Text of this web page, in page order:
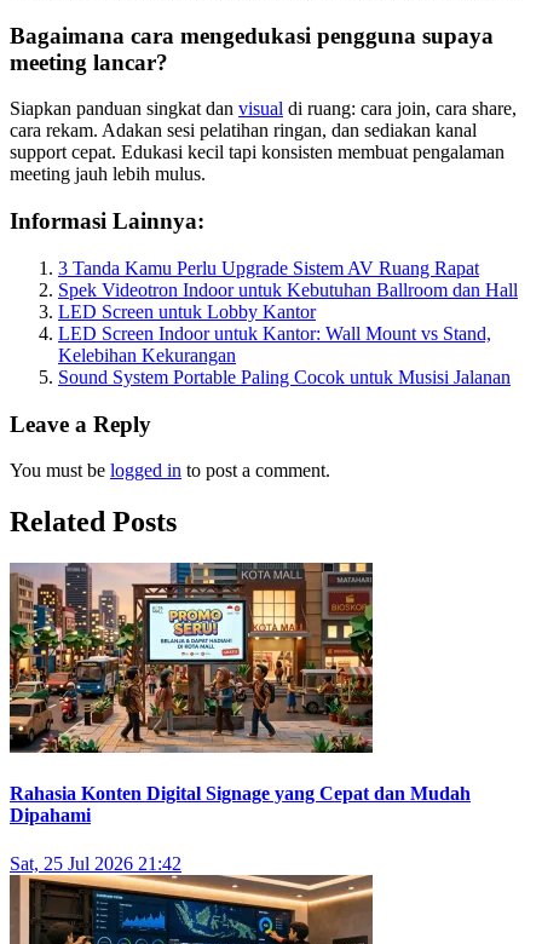
Bagaimana cara mengedukasi pengguna supaya
meeting lancar?
Siapkan panduan singkat dan visual di ruang: cara join, cara share,
cara rekam. Adakan sesi pelatihan ringan, dan sediakan kanal
support cepat. Edukasi kecil tapi konsisten membuat pengalaman
meeting jauh lebih mulus.
Informasi Lainnya:
3 Tanda Kamu Perlu Upgrade Sistem AV Ruang Rapat
Spek Videotron Indoor untuk Kebutuhan Ballroom dan Hall
LED Screen untuk Lobby Kantor
LED Screen Indoor untuk Kantor: Wall Mount vs Stand,
Kelebihan Kekurangan
Sound System Portable Paling Cocok untuk Musisi Jalanan
Leave a Reply
You must be logged in to post a comment.
Related Posts
Rahasia Konten Digital Signage yang Cepat dan Mudah
Dipahami
Sat, 25 Jul 2026 21:42